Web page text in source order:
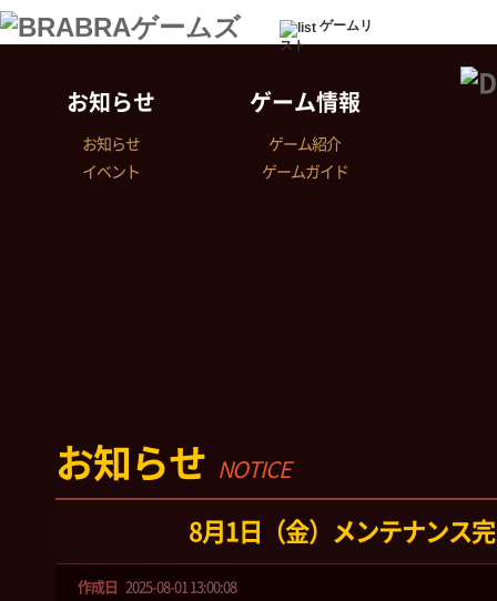
ゲームリ
スト
お知らせ
お知らせ
イベント
ゲーム情報
ゲーム紹介
ゲームガイド
お知らせ NOTICE
8月1日（金）メンテナンス
作成日 2025-08-01 13:00:08